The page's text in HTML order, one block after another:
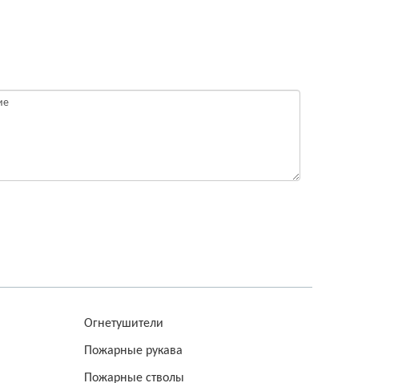
Огнетушители
Пожарные рукава
Пожарные стволы